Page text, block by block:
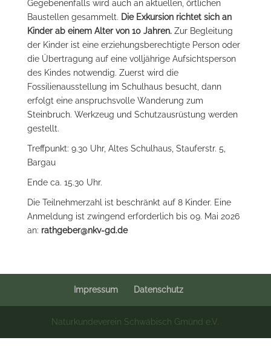
Gegebenenfalls wird auch an aktuellen, örtlichen
Baustellen gesammelt. Die Exkursion richtet sich an
Kinder ab einem Alter von 10 Jahren.Zur Begleitung
der Kinder ist eine erziehungsberechtigte Person oder
die Übertragung auf eine volljährige Aufsichtsperson
des Kindes notwendig. Zuerst wird die
Fossilienausstellung im Schulhaus besucht, dann
erfolgt eine anspruchsvolle Wanderung zum
Steinbruch. Werkzeug und Schutzausrüstung werden
gestellt.
Treffpunkt: 9.30 Uhr, Altes Schulhaus, Stauferstr. 5,
Bargau
Ende ca. 15.30 Uhr.
Die Teilnehmerzahl ist beschränkt auf 8 Kinder. Eine
Anmeldung ist zwingend erforderlich bis 09. Mai 2026
an: rathgeber@nkv-gd.de
Impressum Datenschutz
Naturkundeverein Schwäbisch Gmünd e.V.